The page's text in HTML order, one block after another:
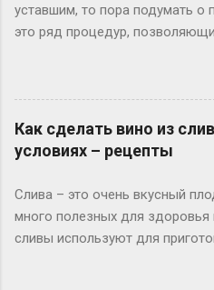
уставшим, то пора подумать о
это ряд процедур,
старение, фото – старение,
далее) у каждого человека со
кожу, ослабевают. И кожа под
обвисает вниз – образуются
кожи и избавиться от
шаг в этом направление -
методики лифтинга кожи
Как сделать вино из
условиях – рецепты
Слива – это очень вкусный
много полезных для здоровья
сливы используют для
сделать вино из сливы в